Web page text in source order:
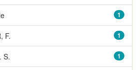
1
1
F.
1
S.